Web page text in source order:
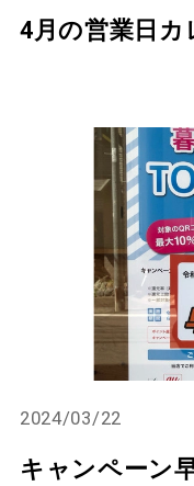
4月の営業日カ
2024/03/22
キャンペーン